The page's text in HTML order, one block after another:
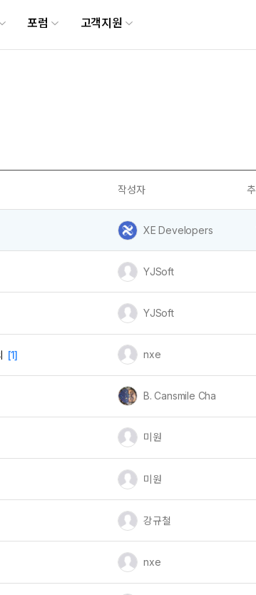
포럼 고객지원
작성자
유저 이미지XE Developers
유저 이미지
YJSoft
유저 이미지
YJSoft
[1] 유저 이미지
nxe
유저 이미지B. Cansmile Cha
유저 이미지
미원
유저 이미지
미원
유저 이미지
강규철
유저 이미지
nxe